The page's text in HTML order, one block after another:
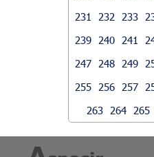
231
232 233
239
240 241
247
248 249
255
256 257
263
264 265